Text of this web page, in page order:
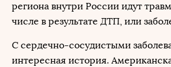
региона внутри России идут
числе в результате ДТП, или
С сердечно-сосудистыми
интересная история.